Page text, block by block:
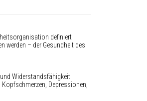
definiert
werden – der Gesundheit des
Widerstandsfähigkeit
Depressionen,